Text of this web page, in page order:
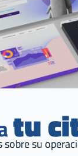
tu
sobre su